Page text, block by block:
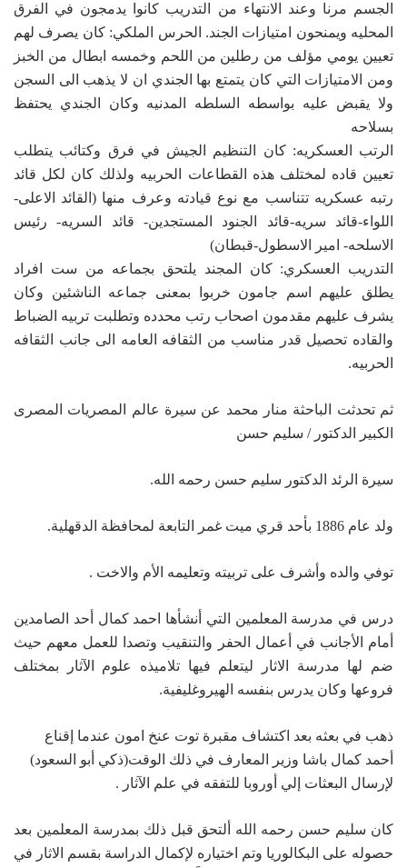
الجسم مرنا وعند الانتهاء من التدريب كانوا يدمجون في الفرق
المحليه ويمنحون امتيازات الجند. الحرس الملكي: كان يصرف لهم
تعيين يومي مؤلف من رطلين من اللحم وخمسه ابطال من الخبز
ومن الامتيازات التي كان يتمتع بها الجندي ان لا يذهب الى السجن
ولا يقبض عليه بواسطه السلطه المدنيه وكان الجندي يحتفظ
بسلاحه
الرتب العسكريه: كان التنظيم الجيش في فرق وكتائب يتطلب
تعيين قاده لمختلف هذه القطاعات الحربيه ولذلك كان لكل قائد
رتبه عسكريه تتناسب مع نوع قيادته وعرف منها (القائد الاعلى-
اللواء-قائد سريه-قائد الجنود المستجدين- قائد السريه- رئيس
الاسلحه- امير الاسطول-قبطان)
التدريب العسكري: كان المجند يلتحق بجماعه من ست افراد
يطلق عليهم اسم جامون خربوا بمعنى جماعه الناشئين وكان
يشرف عليهم مقدمون اصحاب رتب محدده وتطلبت تربيه الضباط
والقاده تحصيل قدر مناسب من الثقافه العامه الى جانب الثقافه
الحربيه.
ثم تحدثت الباحثة منار محمد عن سيرة عالم المصريات المصرى
الكبير الدكتور / سليم حسن
سيرة الرئد الدكتور سليم حسن رحمه الله.
ولد عام 1886 بأحد قري ميت غمر التابعة لمحافظة الدقهلية.
توفي والده وأشرف على تربيته وتعليمه الأم والاخت .
درس في مدرسة المعلمين التي أنشأها احمد كمال أحد الصامدين
أمام الأجانب في أعمال الحفر والتنقيب وتصدا للعمل معهم حيث
ضم لها مدرسة الاثار ليتعلم فيها تلاميذه علوم الآثار بمختلف
فروعها وكان يدرس بنفسه الهيروغليفية.
ذهب في بعثه بعد اكتشاف مقبرة توت عنخ امون عندما إقناع
أحمد كمال باشا وزير المعارف في ذلك الوقت(ذكي أبو السعود)
لإرسال البعثات إلي أوروبا للتفقه في علم الآثار .
كان سليم حسن رحمه الله ألتحق قبل ذلك بمدرسة المعلمين بعد
حصوله على البكالوريا وتم اختياره لإكمال الدراسة بقسم الاثار في